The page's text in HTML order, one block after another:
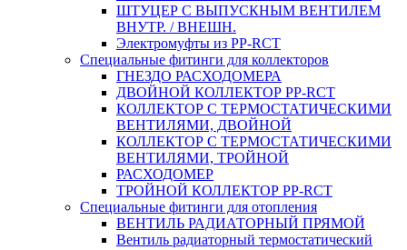
ШТУЦЕР С ВЫПУСКНЫМ ВЕНТИЛЕМ
ВНУТР. / ВНЕШН.
Электромуфты из PP-RCT
Специальные фитинги для коллекторов
ГНЕЗДО РАСХОДОМЕРА
ДВОЙНОЙ КОЛЛЕКТОР PP-RCT
КОЛЛЕКТОР С ТЕРМОСТАТИЧЕСКИМИ
ВЕНТИЛЯМИ, ДВОЙНОЙ
КОЛЛЕКТОР С ТЕРМОСТАТИЧЕСКИМИ
ВЕНТИЛЯМИ, ТРОЙНОЙ
РАСХОДОМЕР
ТРОЙНОЙ КОЛЛЕКТОР PP-RCT
Специальные фитинги для отопления
ВЕНТИЛЬ РАДИАТОРНЫЙ ПРЯМОЙ
Вентиль радиаторный термостатический